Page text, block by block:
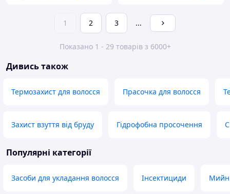
1 2 3 ...
Показано 1 - 29 товарів з 6000+
Дивись також
Термозахист для волосся Прасочка для волосся
Захист взуття від бруду Гідрофобна просочення
Популярні категорії
Засоби для укладання волосся Інсектициди